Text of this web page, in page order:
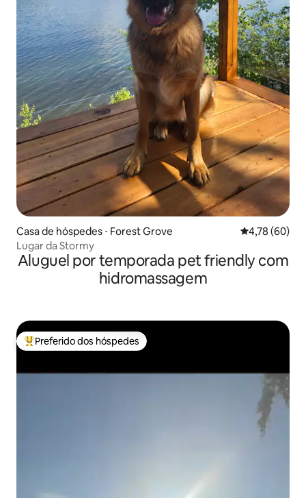
Casa de hóspedes ⋅ Forest Grove 4,78 de uma
4,78 (60)
Lugar da Stormy
Aluguel por temporada pet friendly com
hidromassagem
Entre os melhores preferidos dos hóspedes
Preferido dos hóspedes